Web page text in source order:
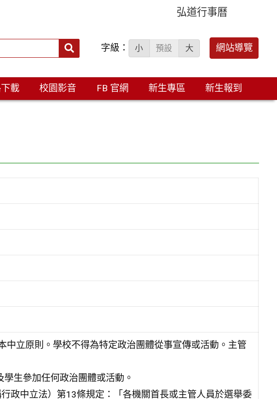
弘道行事曆
搜
字級： 小 預設 大 網站導覽
載 校園影音 FB 官網 新生專區 新生報到
中立原則。學校不得為特定政治團體從事宣傳或活動。主管
生參加任何政治團體或活動。
政中立法）第13條規定：「各機關首長或主管人員於選舉委